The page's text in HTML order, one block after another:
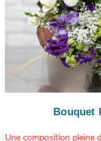
Bouquet
Une composition pleine